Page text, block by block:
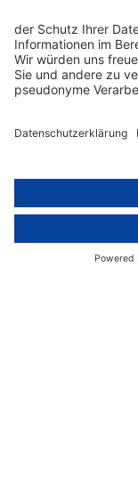
Berlin
activeMind.legal
Kurfürstendamm 56
10707 Berlin
Services
EU-Vertreter
Künstliche Intelligenz